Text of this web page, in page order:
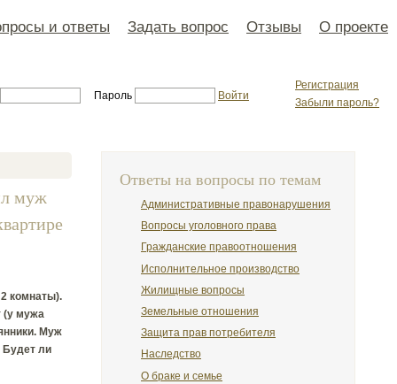
и ответы Задать вопрос Отзывы О проекте
Регистрация
Забыли пароль?
Пароль Войти
муж
комнаты).
(у мужа
Муж
Будет ли
Ответы на вопросы по темам
Административные правонарушения
Вопросы уголовного права
Гражданские правоотношения
Исполнительное производство
Жилищные вопросы
Земельные отношения
Защита прав потребителя
Наследство
О браке и семье